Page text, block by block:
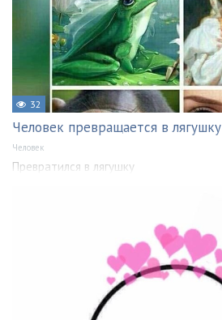
32
Человек превращается в лягушку
Человек
Превратился в лягушку